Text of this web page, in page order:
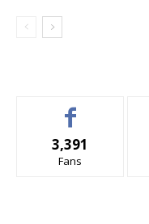
3,391
Fans